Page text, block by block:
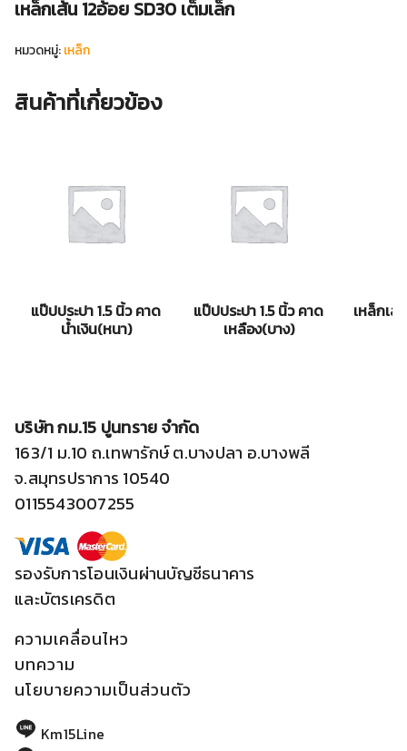
เหล็กเส้น 12อ้อย SD30 เต็มเล็ก
หมวดหมู่:เหล็ก
สินค้าที่เกี่ยวข้อง
แป๊ปประปา 1.5 นิ้ว คาด
น้ำเงิน(หนา)
แป๊ปประปา 1.5 นิ้ว คาด
เหลือง(บาง)
เหล็กเส้
บริษัท กม.15 ปูนทราย จำกัด
163/1 ม.10 ถ.เทพารักษ์ ต.บางปลา อ.บางพลี
จ.สมุทรปราการ 10540
0115543007255
รองรับการโอนเงินผ่านบัญชีธนาคาร
และบัตรเครดิต
ความเคลื่อนไหว
บทความ
นโยบายความเป็นส่วนตัว
Km15Line